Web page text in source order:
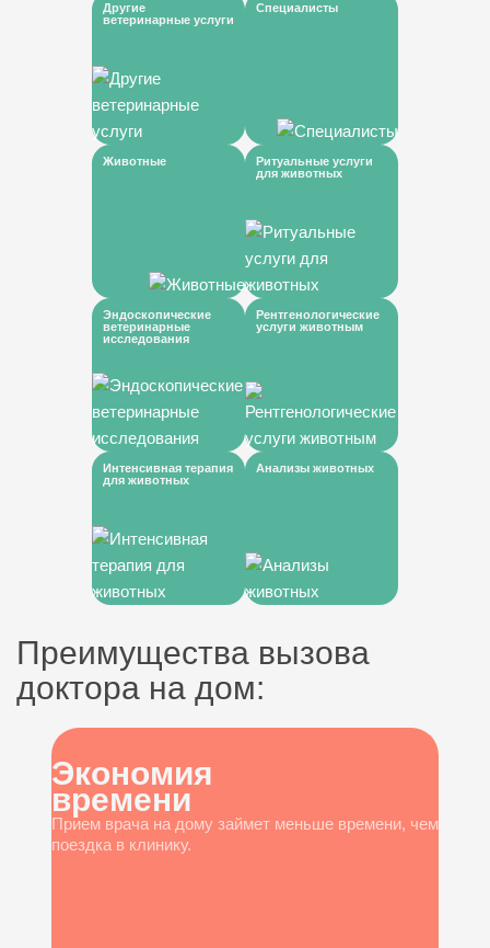
Другие
ветеринарные услуги
Специалисты
Животные
Ритуальные услуги
для животных
Эндоскопические
ветеринарные
исследования
Рентгенологические
услуги животным
Интенсивная терапия
для животных
Анализы животных
Преимущества вызова
доктора на дом:
Экономия
времени
Прием врача на дому займет меньше времени, чем
поездка в клинику.